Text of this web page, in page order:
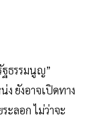
ฐธรรมนูญ”
ยังอาจเปิดทาง
ะลอก ไม่ว่าจะ